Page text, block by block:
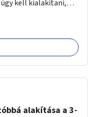
kell kialakítani,
a Hermina utat
alakítása a 3-